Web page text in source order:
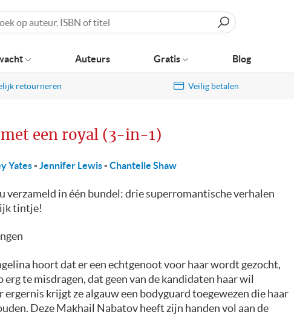
retourneren Veilig betalen
met een royal (3-in-1)
Yates- Jennifer Lewis- Chantelle Shaw
verzameld in één bundel: drie superromantische verhalen
tintje!
hoort dat er een echtgenoot voor haar wordt gezocht,
erg te misdragen, dat geen van de kandidaten haar wil
ergernis krijgt ze algauw een bodyguard toegewezen die haar
Deze Makhail Nabatov heeft zijn handen vol aan de
Auteurs Gratis Blog